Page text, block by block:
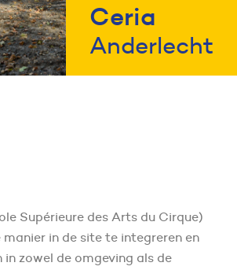
Ceria
Anderlecht
Supérieure des Arts du Cirque)
manier in de site te integreren en
in zowel de omgeving als de